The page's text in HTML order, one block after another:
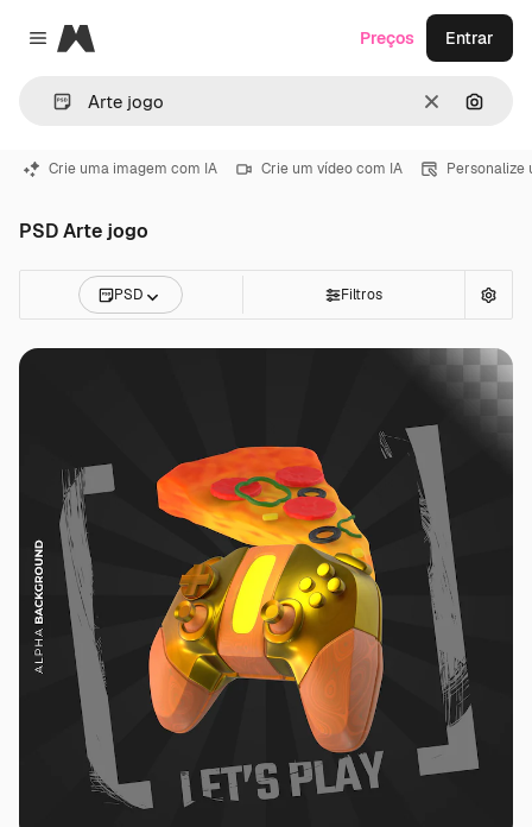
Close menu
Magnific
Limpar
Preços Entrar
Crie uma imagem com IA Crie um vídeo com IA Personalize
PSD Arte jogo
PSD Filtros